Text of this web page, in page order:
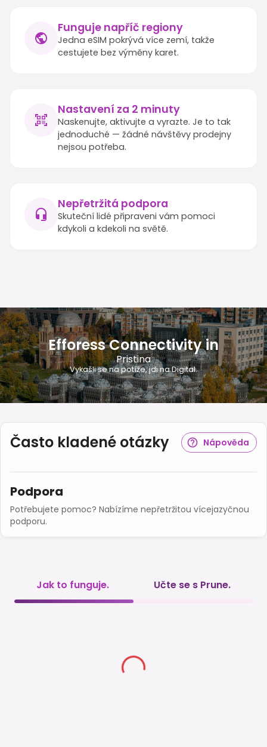
Funguje napříč regiony
Jedna eSIM pokrývá více zemí, takže
cestujete bez výměny karet.
Nastavení za 2 minuty
Naskenujte, aktivujte a vyrazte. Je to tak
jednoduché — žádné návštěvy prodejny
nejsou potřeba.
Nepřetržitá podpora
Skuteční lidé připraveni vám pomoci
kdykoli a kdekoli na světě.
Efforess Connectivity in
Pristina
Vykašli se na potíže, jdi na Digital.
Často kladené otázky Nápověda
Podpora
Potřebujete pomoc? Nabízíme nepřetržitou vícejazyčnou
podporu.
Jak to funguje. Učte se s Prune.